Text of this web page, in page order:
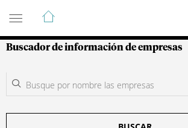
Guía de Empresas
Buscador de información de empresas